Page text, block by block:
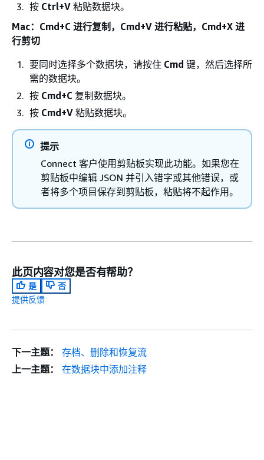
按 Ctrl+V 粘贴数据块。
Mac：Cmd+C 进行复制，Cmd+V 进行粘贴，Cmd+X 进
行剪切
要同时选择多个数据块，请按住 Cmd 键，然后选择所
需的数据块。
按 Cmd+C 复制数据块。
按 Cmd+V 粘贴数据块。
提示
Connect 客户使用剪贴板实现此功能。如果您在
剪贴板中编辑 JSON 并引入错字或其他错误，或
者将多个项目保存到剪贴板，粘贴将不起作用。
此页内容对您是否有帮助？
是
否
提供反馈
下一主题：
存档、删除和恢复流
上一主题：
在数据块中添加注释